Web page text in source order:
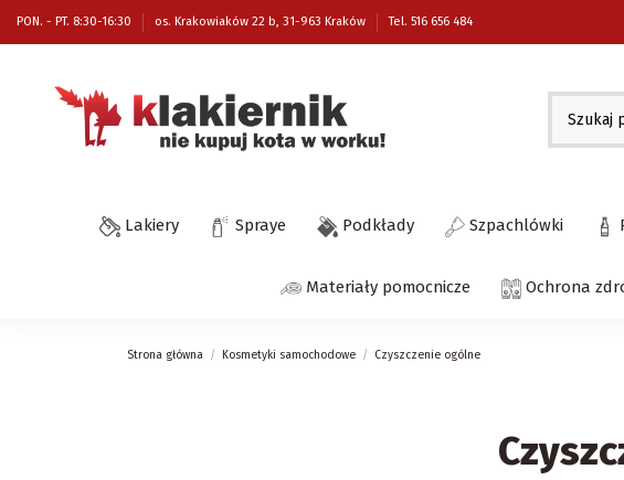
PON. - PT. 8:30-16:30 os. Krakowiaków 22 b, 31-963 Kraków Tel. 516 656 484
Lakiery Spraye Podkłady Szpachlówki
Materiały pomocnicze Ochrona
Strona główna Kosmetyki samochodowe Czyszczenie ogólne